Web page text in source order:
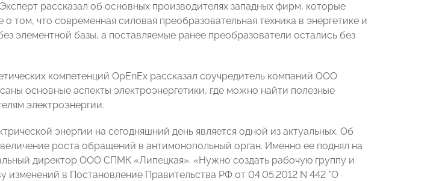
рассказал об основных производителях западных фирм, которые
том, что современная силовая преобразовательная техника в энергетике и
элементной базы, а поставляемые ранее преобразователи остались без
компетенций OpEnEx рассказал соучредитель компаний ООО
основные аспекты электроэнергетики, где можно найти полезные
электроэнергии.
энергии на сегодняшний день является одной из актуальных. Об
роста обращений в антимонопольный орган. Именно ее поднял на
директор ООО СПМК «Липецкая». «Нужно создать рабочую группу и
изменений в Постановление Правительства РФ от 04.05.2012 N 442 "О